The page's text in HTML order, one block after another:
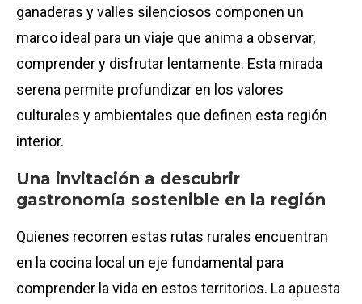
ganaderas y valles silenciosos componen un
marco ideal para un viaje que anima a observar,
comprender y disfrutar lentamente. Esta mirada
serena permite profundizar en los valores
culturales y ambientales que definen esta región
interior.
Una invitación a descubrir
gastronomía sostenible en la región
Quienes recorren estas rutas rurales encuentran
en la cocina local un eje fundamental para
comprender la vida en estos territorios. La apuesta